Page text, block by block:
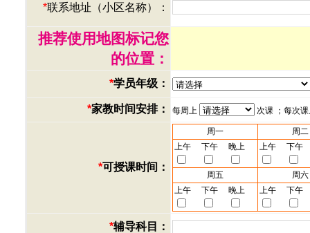
*联系地址（小区名称）：
推荐使用地图标记您
的位置：
*学员年级：
*家教时间安排： 每周上 次课 ；每次
*可授课时间：
周一
周二
上午
下午 晚上 上午 下午
周五
周六
上午
下午 晚上 上午 下午
*辅导科目：